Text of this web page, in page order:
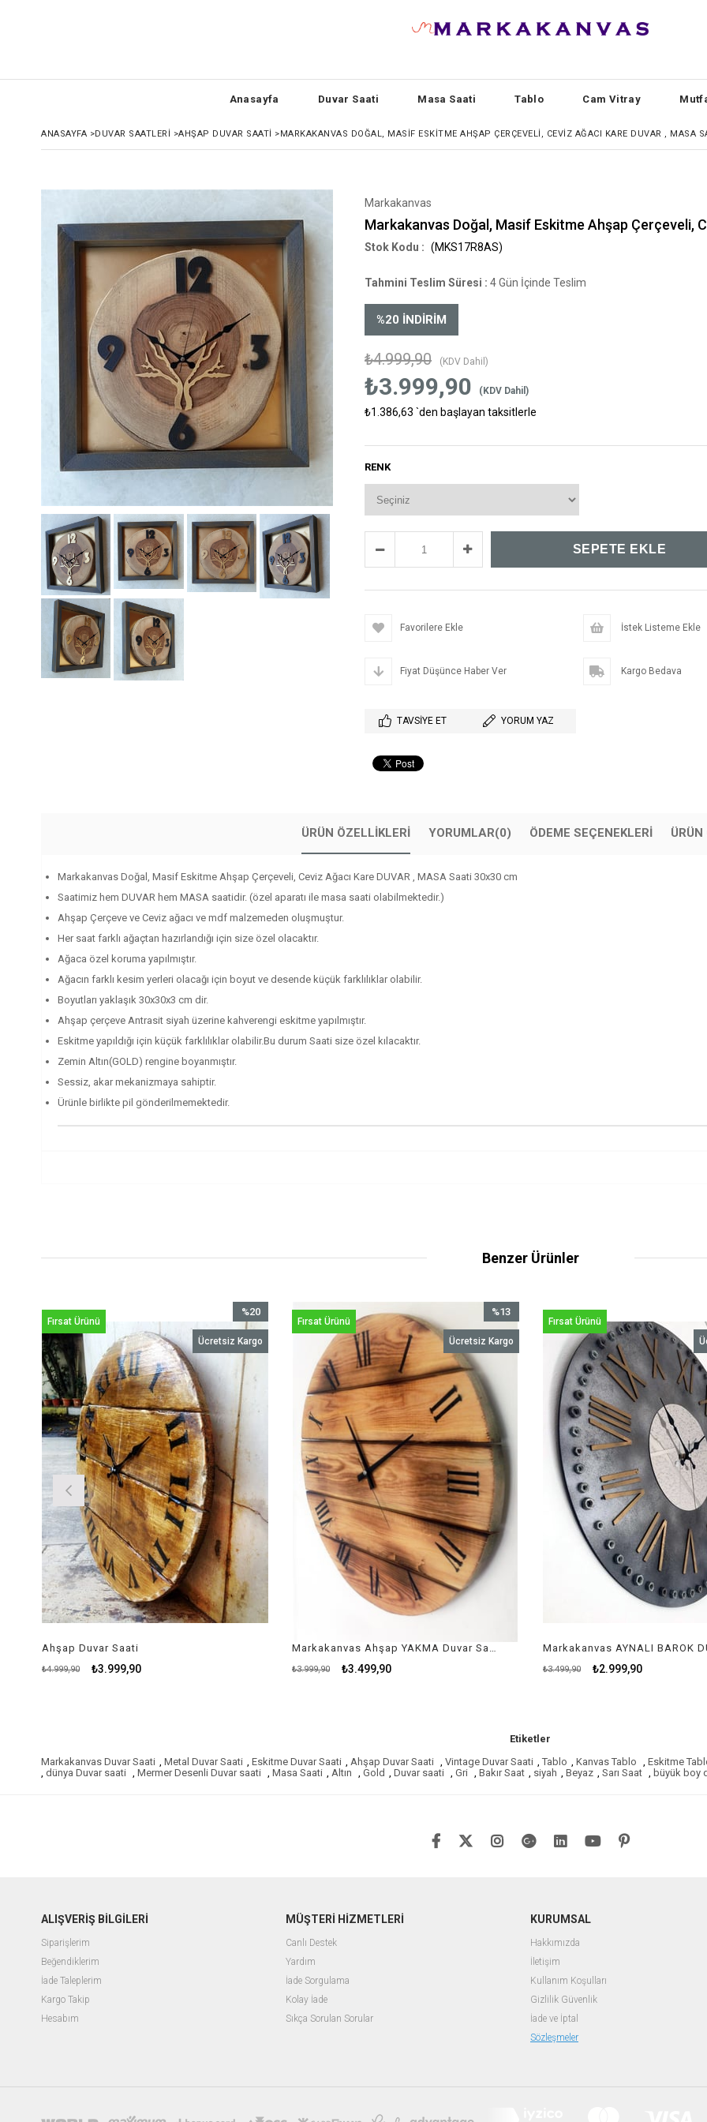
Anasayfa Duvar Saati Masa Saati Tablo Cam Vitray
ANASAYFA >DUVAR SAATLERI >AHŞAP DUVAR SAATI >MARKAKANVAS DOĞAL, MASIF ESKITME AHŞAP ÇERÇEVELI, CEVIZ AĞACI KARE DUVAR , MASA
Markakanvas
Markakanvas Doğal, Masif Eskitme Ahşap Çerçeveli,
(MKS17R8AS)
Tahmini Teslim Süresi : 4 Gün İçinde Teslim
%20 İNDIRIM
₺4.999,90 (KDV Dahil)
₺3.999,90 (KDV Dahil)
₺1.386,63 `den başlayan taksitlerle
RENK
Favorilere Ekle İstek Listeme Ekle
Fiyat Düşünce Haber Ver Kargo Bedava
TAVSIYE ET YORUM YAZ
ÜRÜN ÖZELLIKLERI YORUMLAR(0) ÖDEME SEÇENEKLERI ÜRÜN
Markakanvas Doğal, Masif Eskitme Ahşap Çerçeveli, Ceviz Ağacı Kare DUVAR , MASA Saati 30x30 cm
Saatimiz hem DUVAR hem MASA saatidir. (özel aparatı ile masa saati olabilmektedir.)
Ahşap Çerçeve ve Ceviz ağacı ve mdf malzemeden oluşmuştur.
Her saat farklı ağaçtan hazırlandığı için size özel olacaktır.
Ağaca özel koruma yapılmıştır.
Ağacın farklı kesim yerleri olacağı için boyut ve desende küçük farklılıklar olabilir.
Boyutları yaklaşık 30x30x3 cm dir.
Ahşap çerçeve Antrasit siyah üzerine kahverengi eskitme yapılmıştır.
Eskitme yapıldığı için küçük farklılıklar olabilir.Bu durum Saati size özel kılacaktır.
Zemin Altın(GOLD) rengine boyanmıştır.
Sessiz, akar mekanizmaya sahiptir.
Ürünle birlikte pil gönderilmemektedir.
Benzer Ürünler
Ahşap Duvar Saati
₺3.999,90
₺4.999,90
%20
İndirim
%20İndirim
Ücretsiz Kargo
Fırsat Ürünü
Markakanvas Ahşap YAKMA Duvar Saati
₺3.499,90
₺3.999,90
%13
İndirim
%13İndirim
Ücretsiz Kargo
Fırsat Ürünü
₺2.999,90
₺3.499,90
Fırsat Ürünü
Etiketler
Markakanvas Duvar Saati , Metal Duvar Saati , Eskitme Duvar Saati , Ahşap Duvar Saati , Vintage Duvar Saati , Tablo , Kanvas Tablo , Eskitme
, dünya Duvar saati , Mermer Desenli Duvar saati , Masa Saati , Altın , Gold , Duvar saati , Gri , Bakır Saat , siyah , Beyaz , Sarı Saat , büyük boy
ALIŞVERİŞ BİLGİLERİ
Siparişlerim
Beğendiklerim
İade Taleplerim
Kargo Takip
Hesabım
MÜŞTERİ HİZMETLERİ
Canlı Destek
Yardım
İade Sorgulama
Kolay İade
Sıkça Sorulan Sorular
KURUMSAL
Hakkımızda
İletişim
Kullanım Koşulları
Gizlilik Güvenlik
İade ve İptal
Sözleşmeler